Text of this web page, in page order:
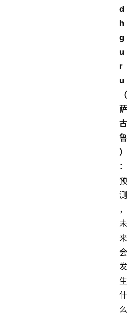
d
h
g
u
r
u
（
萨
古
鲁
）
：
预
测
，
未
来
会
发
生
什
么